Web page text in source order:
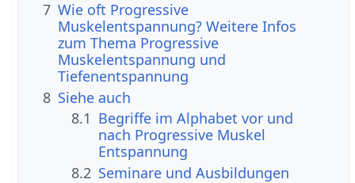
7 Wie oft Progressive
Muskelentspannung? Weitere Infos
zum Thema Progressive
Muskelentspannung und
Tiefenentspannung
8 Siehe auch
8.1 Begriffe im Alphabet vor und
nach Progressive Muskel
Entspannung
8.2 Seminare und Ausbildungen